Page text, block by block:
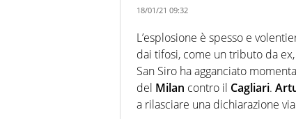
18/01/21 09:32
L’esplosione è spesso e
dai tifosi, come un tributo da
San Siro ha agganciato
del Milan contro il Cagliari.
a rilasciare una dichiarazione via